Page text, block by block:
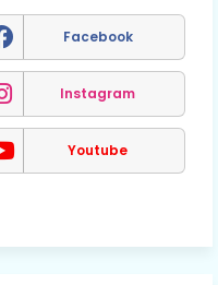
Facebook
Instagram
Youtube